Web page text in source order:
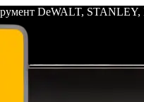
DeWALT,